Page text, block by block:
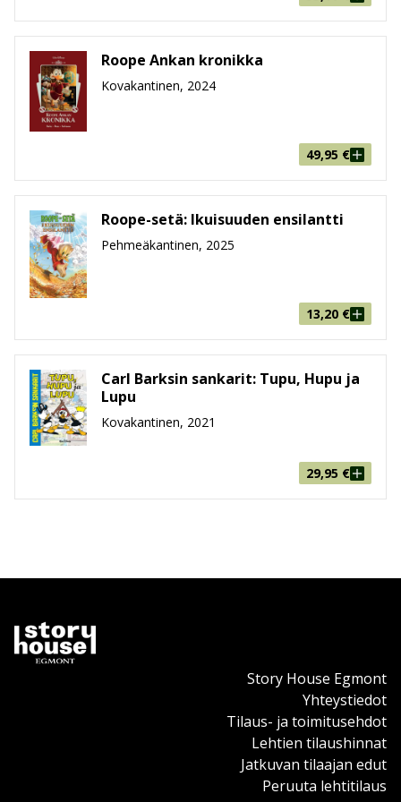
Roope Ankan kronikka
Kovakantinen, 2024
49,95 €
Roope-setä: Ikuisuuden ensilantti
Pehmeäkantinen, 2025
13,20 €
Carl Barksin sankarit: Tupu, Hupu ja
Lupu
Kovakantinen, 2021
29,95 €
Story House Egmont
Yhteystiedot
Tilaus- ja toimitusehdot
Lehtien tilaushinnat
Jatkuvan tilaajan edut
Peruuta lehtitilaus